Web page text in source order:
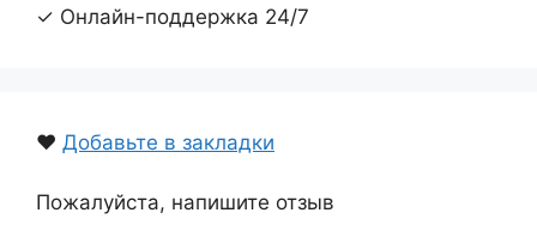
✓ Онлайн-поддержка 24/7
❤️ Добавьте в закладки
Пожалуйста, напишите отзыв